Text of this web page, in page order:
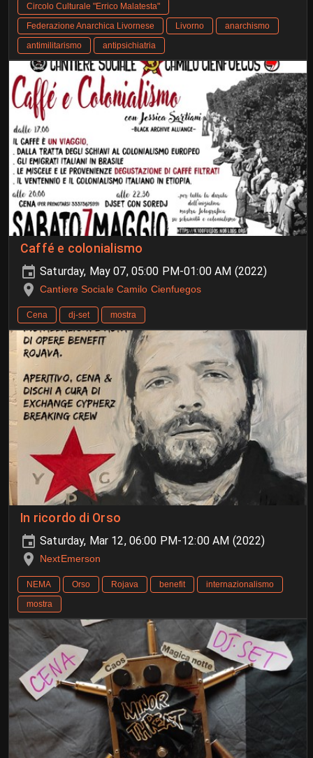
Circolo Culturale "Errico Malatesta"
Federazione Anarchica Livornese
Livorno
anarchismo
antimilitarismo
antipsichiatria
Caffé e colonialismo
Saturday, May 07, 05:00 PM-01:00 AM (2022)
Cantiere Sociale Camilo Cienfuegos
Cena dj-set mostra
In ricordo di Orso
Saturday, Mar 12, 06:00 PM-12:00 AM (2022)
NextEmerson
NEMA Orso Rojava benefit
internazionalismo
mostra